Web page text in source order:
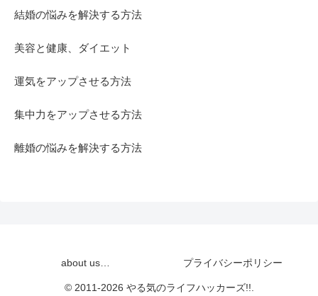
結婚の悩みを解決する方法
美容と健康、ダイエット
運気をアップさせる方法
集中力をアップさせる方法
離婚の悩みを解決する方法
about us… プライバシーポリシー
© 2011-2026 やる気のライフハッカーズ!!.